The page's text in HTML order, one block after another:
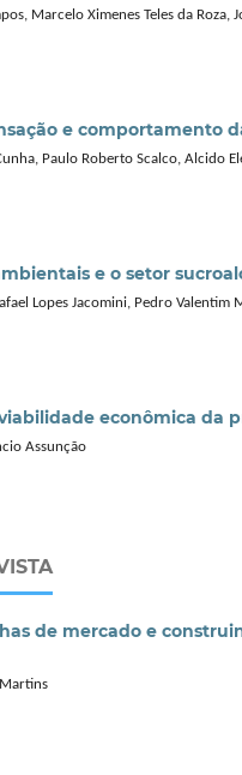
Marcelo Ximenes Teles da Roza,
e comportamento
Paulo Roberto Scalco, Alcido
e o setor
Lopes Jacomini, Pedro Valentim
econômica da
Assunção
de mercado e